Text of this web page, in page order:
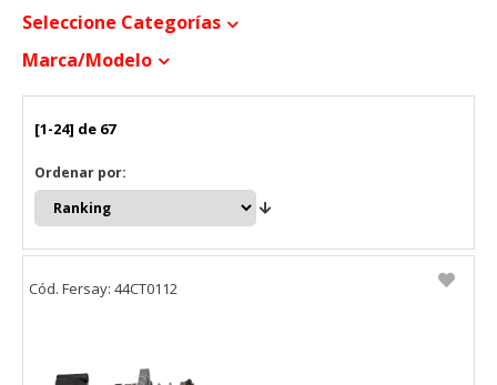
Seleccione Categorías
Marca/modelo
[1-24] de 67
Ordenar por:
Cód. Fersay: 44CT0112